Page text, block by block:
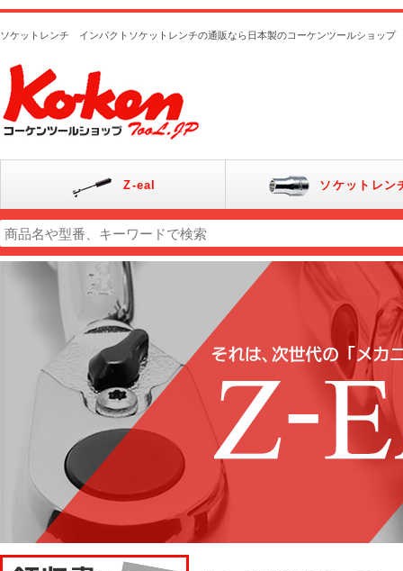
ソケットレンチ インパクトソケットレンチの通販なら日本製のコーケンツールショップ
Z-eal ソケットレン